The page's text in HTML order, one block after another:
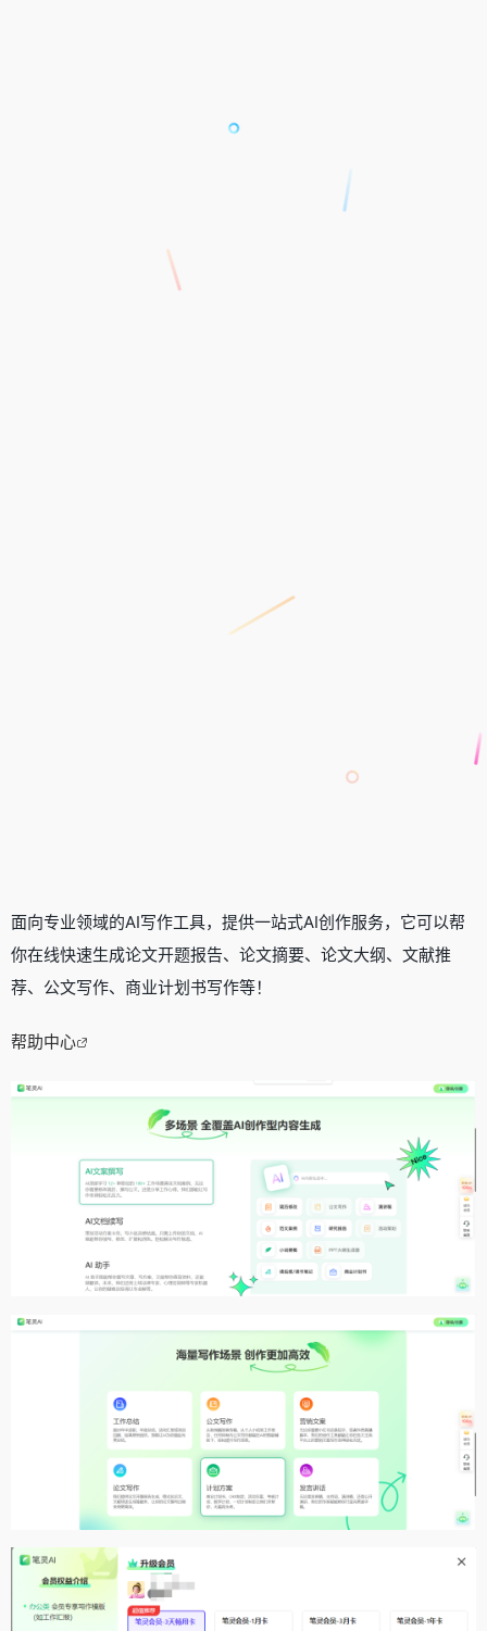
面向专业领域的AI写作工具，提供一站式AI创作服务，它可以帮
你在线快速生成论文开题报告、论文摘要、论文大纲、文献推
荐、公文写作、商业计划书写作等！
帮助中心